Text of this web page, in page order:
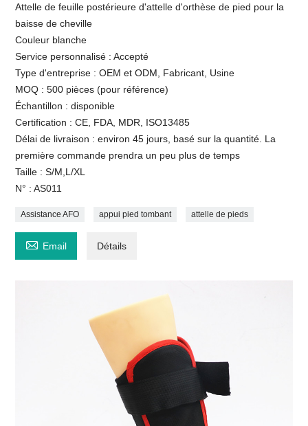
Attelle de feuille postérieure d'attelle d'orthèse de pied pour la
baisse de cheville
Couleur blanche
Service personnalisé : Accepté
Type d'entreprise : OEM et ODM, Fabricant, Usine
MOQ : 500 pièces (pour référence)
Échantillon : disponible
Certification : CE, FDA, MDR, ISO13485
Délai de livraison : environ 45 jours, basé sur la quantité. La
première commande prendra un peu plus de temps
Taille : S/M,L/XL
N° : AS011
Assistance AFO appui pied tombant attelle de pieds
 Email Détails